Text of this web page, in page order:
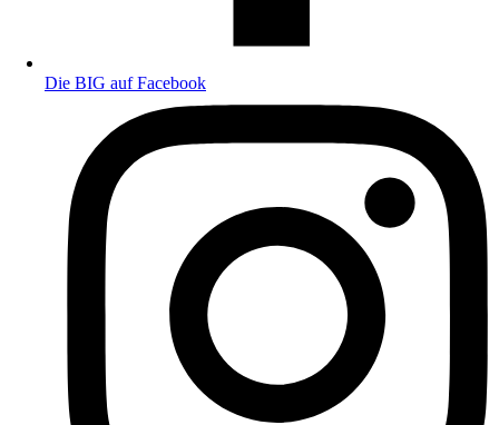
Die BIG auf Facebook